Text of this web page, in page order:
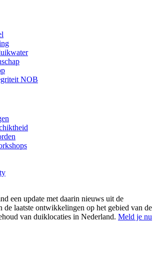
NOB
een update met daarin nieuws uit de
de laatste ontwikkelingen op het gebied van de
van duiklocaties in Nederland. Meld je nu